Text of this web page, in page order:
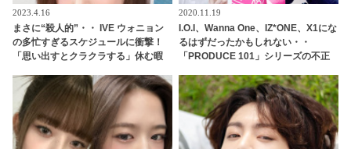
2023.4.16
まさに“殺人的”・・ IVE ウォニョン
の多忙すぎるスケジュールに衝撃！
「思い出すとクラクラする」休む暇
仕事ぶりにビックリ
2020.11.19
I.O.I、Wanna One、IZ*ONE、X1にな
るはずだったかもしれない・・
「PRODUCE 101」シリーズの不正
人の氏名が公表